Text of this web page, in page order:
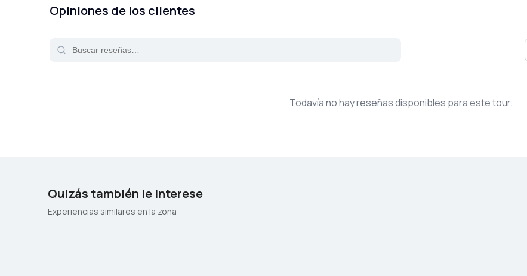
Opiniones de los clientes
Todavía no hay reseñas disponibles para este tour.
Quizás también le interese
Experiencias similares en la zona